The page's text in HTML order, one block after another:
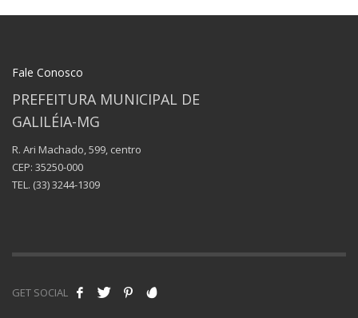
Fale Conosco
PREFEITURA MUNICIPAL DE
GALILÉIA-MG
R. Ari Machado, 599, centro
CEP: 35250-000
TEL. (33) 3244-1309
GET SOCIAL